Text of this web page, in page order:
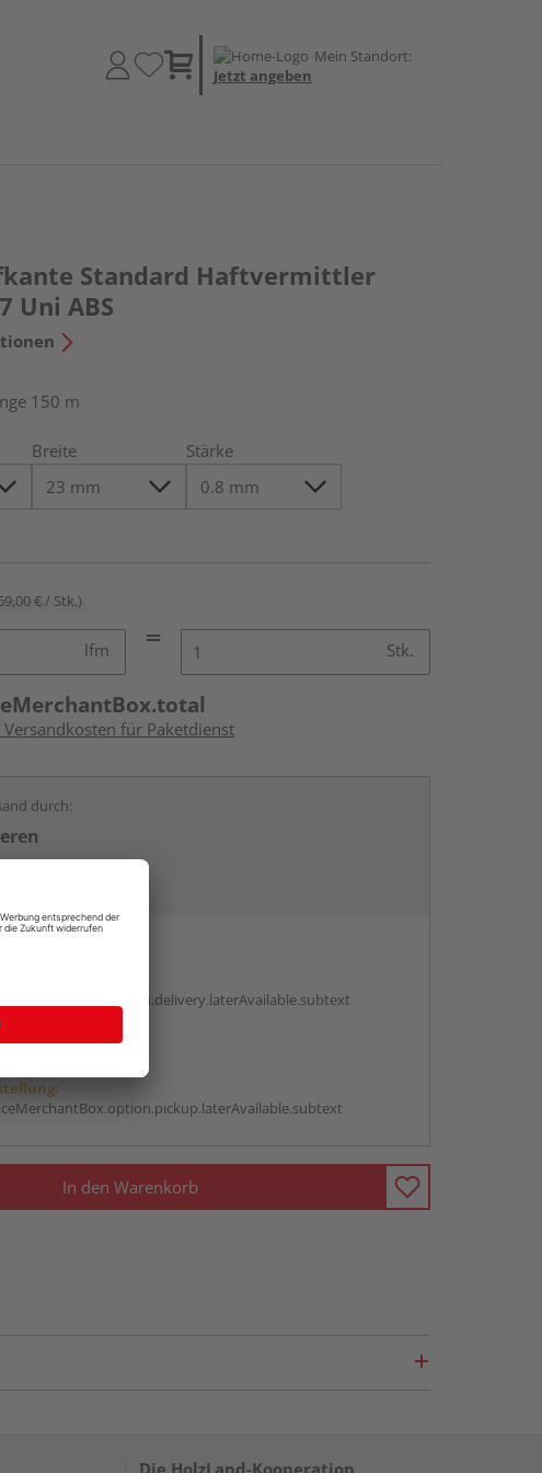
Mein Standort:
Jetzt angeben
Standard Haftvermittler
Uni ABS
150 m
Breite Stärke
€ / Stk.)
lfm Stk.
Versandkosten für Paketdienst
durch:
In den Warenkorb
Die HolzLand-Kooperation